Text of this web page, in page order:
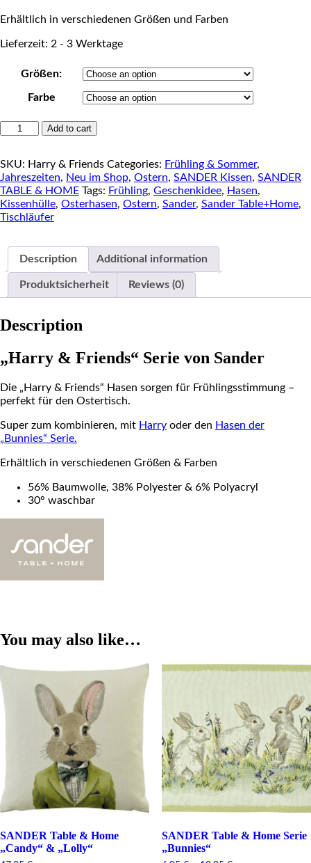
Erhältlich in verschiedenen Größen und Farben
Lieferzeit: 2 - 3 Werktage
Größen:
Farbe
SANDER
Home
Serie
"Harry
&
Friends"
Add to cart
SKU: Harry & Friends Categories: Frühling & Sommer,
Jahreszeiten, Neu im Shop, Ostern, SANDER Kissen, SANDER
TABLE & HOME Tags: Frühling, Geschenkidee, Hasen,
Kissenhülle, Osterhasen, Ostern, Sander, Sander Table+Home,
Tischläufer
Description Additional information
Produktsicherheit Reviews (0)
Description
„Harry & Friends“ Serie von Sander
Die „Harry & Friends“ Hasen sorgen für Frühlingsstimmung –
perfekt für den Ostertisch.
Super zum kombinieren, mit Harry oder den Hasen der
„Bunnies“ Serie.
Erhältlich in verschiedenen Größen & Farben
56% Baumwolle, 38% Polyester & 6% Polyacryl
30° waschbar
You may also like…
SANDER Table & Home
„Candy“ & „Lolly“
SANDER Table & Home Serie
„Bunnies“